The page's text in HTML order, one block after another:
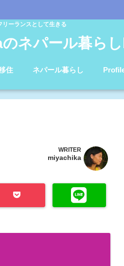
ーランスとして生きる
ネパール暮ら
住 ネパール暮らし
WRITER
miyachika